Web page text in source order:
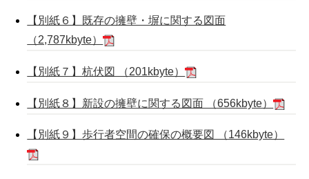
【別紙６】既存の擁壁・塀に関する図面
（2,787kbyte）
【別紙７】杭伏図 （201kbyte）
【別紙８】新設の擁壁に関する図面 （656kbyte）
【別紙９】歩行者空間の確保の概要図 （146kbyte）